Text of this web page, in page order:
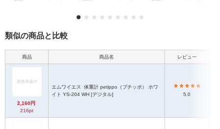
類似の商品と比較
商品 商品名 レビュー
2,160円
216pt
エムワイエス
イト YS-204 WH [デジタル]
5.0